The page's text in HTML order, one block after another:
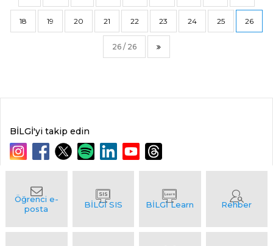
18 19 20 21 22 23 24 25 26
26 / 26
BİLGİ'yi takip edin